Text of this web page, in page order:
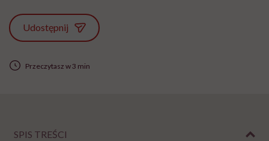
Udostępnij
Przeczytasz w 3 min
SPIS TREŚCI